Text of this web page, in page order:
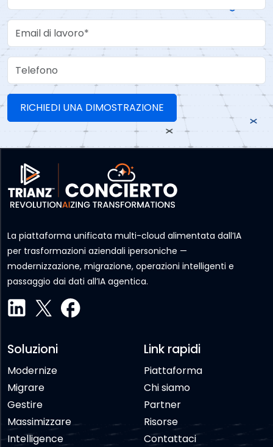
Work Email
Telefono
La piattaforma unificata multi-cloud alimentata dall’IA
per trasformazioni aziendali ipersoniche —
modernizzazione, migrazione, operazioni intelligenti e
passaggio dai dati all’IA agentica.
Soluzioni
Modernize
Migrare
Gestire
Massimizzare
Intelligence
Link rapidi
Piattaforma
Chi siamo
Partner
Risorse
Contattaci